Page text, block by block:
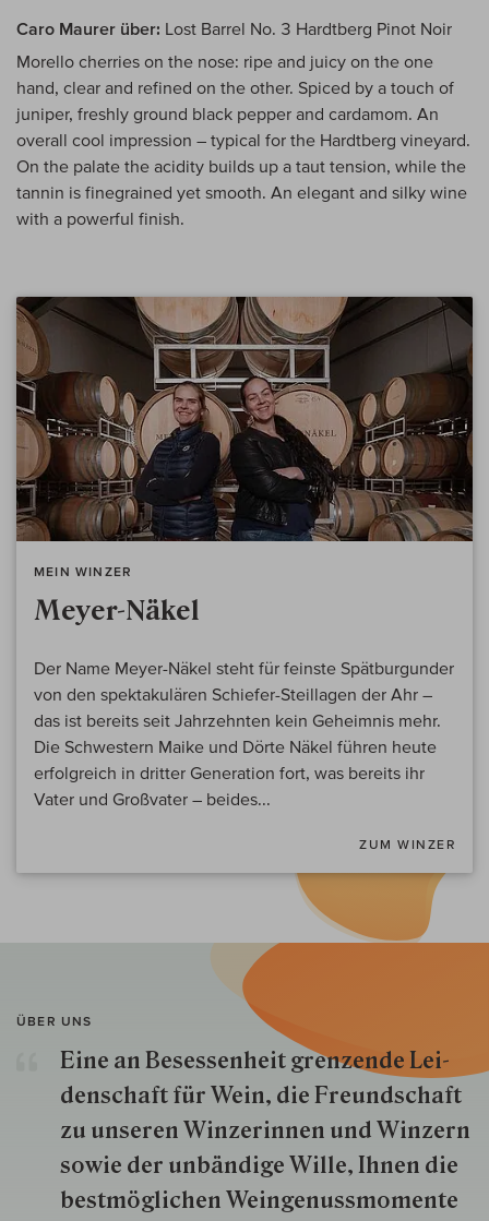
Caro Maurer über: Lost Barrel No. 3 Hardtberg Pinot Noir
Morello cherries on the nose: ripe and juicy on the one
hand, clear and refined on the other. Spiced by a touch of
juniper, freshly ground black pepper and cardamom. An
overall cool impression – typical for the Hardtberg vineyard.
On the palate the acidity builds up a taut tension, while the
tannin is finegrained yet smooth. An elegant and silky wine
with a powerful finish.
MEIN WINZER
Meyer-Näkel
Der Name Meyer-Näkel steht für feinste Spätburgunder
von den spektakulären Schiefer-Steillagen der Ahr –
das ist bereits seit Jahrzehnten kein Geheimnis mehr.
Die Schwestern Maike und Dörte Näkel führen heute
erfolgreich in dritter Generation fort, was bereits ihr
Vater und Großvater – beides...
ZUM WINZER
ÜBER UNS
Eine an Besessenheit gren­zende Lei­
den­schaft für Wein, die Freund­schaft
zu unseren Win­zer­innen und Win­zern
so­wie der un­bän­dige Wille, Ihnen die
best­mög­lich­en Wein­genuss­momente